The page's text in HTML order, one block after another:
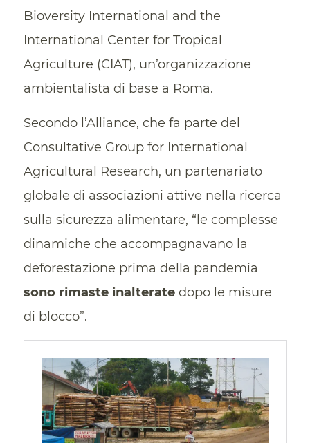
Bioversity International and the
International Center for Tropical
Agriculture (CIAT), un’organizzazione
ambientalista di base a Roma.
Secondo l’Alliance, che fa parte del
Consultative Group for International
Agricultural Research, un partenariato
globale di associazioni attive nella ricerca
sulla sicurezza alimentare, “le complesse
dinamiche che accompagnavano la
deforestazione prima della pandemia
sono rimaste inalteratedopo le misure
di blocco”.